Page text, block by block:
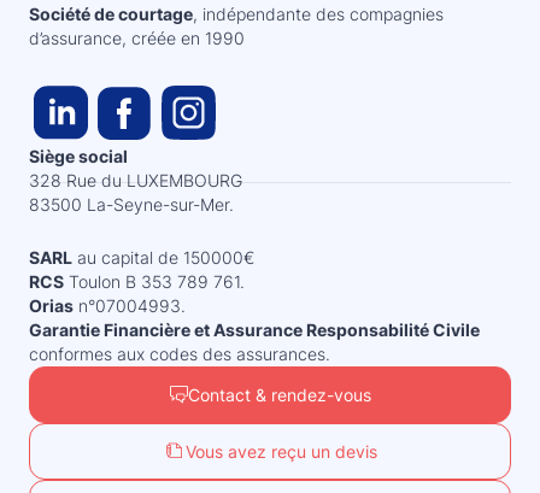
Société de courtage, indépendante des compagnies
d’assurance, créée en 1990
Siège social
328 Rue du LUXEMBOURG
83500 La-Seyne-sur-Mer.
SARL au capital de 150000€
RCS Toulon B 353 789 761.
Orias n°07004993.
Garantie Financière et Assurance Responsabilité Civile
conformes aux codes des assurances.
Contact & rendez-vous
Vous avez reçu un devis